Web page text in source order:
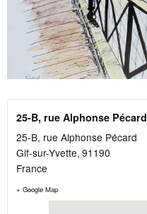
25-B, rue Alphonse Pécard
25-B, rue Alphonse Pécard
Gif-sur-Yvette, 91190
France
+ Google Map